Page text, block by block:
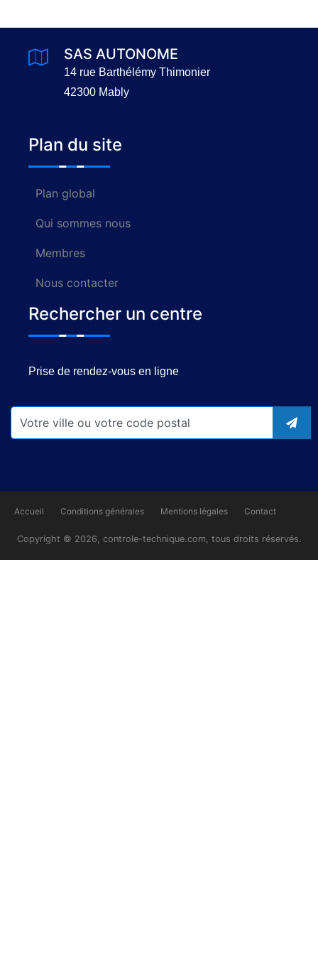
SAS AUTONOME
14 rue Barthélémy Thimonier
42300 Mably
Plan du site
Plan global
Qui sommes nous
Membres
Nous contacter
Rechercher un centre
Prise de rendez-vous en ligne
Accueil Conditions générales Mentions légales Contact
Copyright © 2026, controle-technique.com, tous droits réservés.